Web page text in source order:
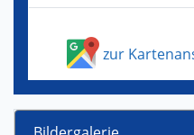
zur